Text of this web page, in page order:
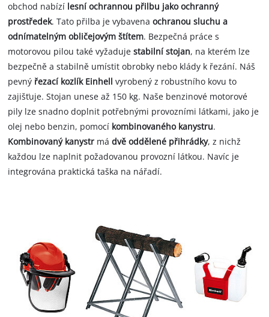
obchod nabízí lesní ochrannou přilbu jako ochranný
prostředek. Tato přilba je vybavenaochranou sluchu a
odnímatelným obličejovým štítem. Bezpečná práce s
motorovou pilou také vyžadujestabilní stojan, na kterém lze
bezpečně a stabilně umístit obrobky nebo klády k řezání. Náš
pevný řezací kozlík Einhell vyrobený z robustního kovu to
zajišťuje. Stojan unese až 150 kg. Naše benzinové motorové
pily lze snadno doplnit potřebnými provozními látkami, jako je
olej nebo benzin, pomocí kombinovaného kanystru.
Kombinovaný kanystr mádvě oddělené přihrádky, z nichž
každou lze naplnit požadovanou provozní látkou. Navíc je
integrována praktická taška na nářadí.